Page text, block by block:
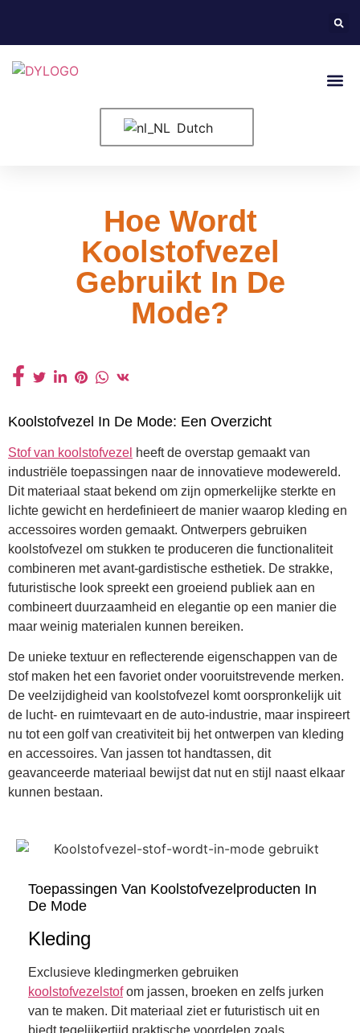
Dutch
Hoe Wordt
Koolstofvezel
Gebruikt In De
Mode?
Koolstofvezel In De Mode: Een Overzicht
Stof van koolstofvezel heeft de overstap gemaakt van
industriële toepassingen naar de innovatieve modewereld.
Dit materiaal staat bekend om zijn opmerkelijke sterkte en
lichte gewicht en herdefinieert de manier waarop kleding en
accessoires worden gemaakt. Ontwerpers gebruiken
koolstofvezel om stukken te produceren die functionaliteit
combineren met avant-gardistische esthetiek. De strakke,
futuristische look spreekt een groeiend publiek aan en
combineert duurzaamheid en elegantie op een manier die
maar weinig materialen kunnen bereiken.
De unieke textuur en reflecterende eigenschappen van de
stof maken het een favoriet onder vooruitstrevende merken.
De veelzijdigheid van koolstofvezel komt oorspronkelijk uit
de lucht- en ruimtevaart en de auto-industrie, maar inspireert
nu tot een golf van creativiteit bij het ontwerpen van kleding
en accessoires. Van jassen tot handtassen, dit
geavanceerde materiaal bewijst dat nut en stijl naast elkaar
kunnen bestaan.
Toepassingen Van Koolstofvezelproducten In
De Mode
Kleding
Exclusieve kledingmerken gebruiken
koolstofvezelstofom jassen, broeken en zelfs jurken
van te maken. Dit materiaal ziet er futuristisch uit en
biedt tegelijkertijd praktische voordelen zoals